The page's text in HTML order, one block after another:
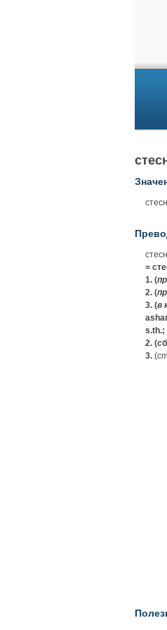
=
1. (
2. (
3. (в
s.th.;
2. (
3. (